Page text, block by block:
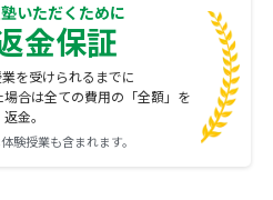
いただくために
金保証
を受けられるまでに
合は全ての費用の「全額」を
返金。
験授業も含まれます。